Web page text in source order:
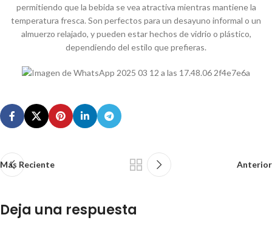
permitiendo que la bebida se vea atractiva mientras mantiene la
temperatura fresca. Son perfectos para un desayuno informal o un
almuerzo relajado, y pueden estar hechos de vidrio o plástico,
dependiendo del estilo que prefieras.
Más Reciente Anterior
Deja una respuesta